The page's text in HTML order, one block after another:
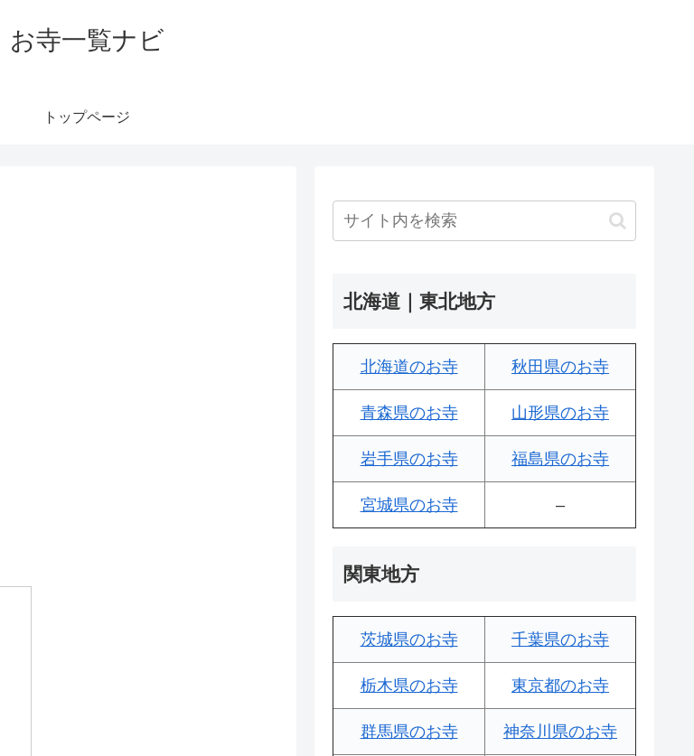
お寺一覧ナビ
トップページ
北海道｜東北地方
北海道のお寺 秋田県のお寺
青森県のお寺 山形県のお寺
岩手県のお寺 福島県のお寺
宮城県のお寺 –
関東地方
茨城県のお寺 千葉県のお寺
栃木県のお寺 東京都のお寺
群馬県のお寺 神奈川県のお寺